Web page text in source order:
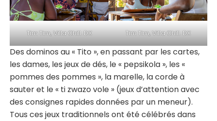
Tim Tim, Villa Chill. DX Tim Tim, Villa Chill. DX
Des dominos au « Tito », en passant par les cartes,
les dames, les jeux de dés, le « pepsikola », les «
pommes des pommes », la marelle, la corde à
sauter et le « ti zwazo vole » (jeux d’attention avec
des consignes rapides données par un meneur).
Tous ces jeux traditionnels ont été célébrés dans